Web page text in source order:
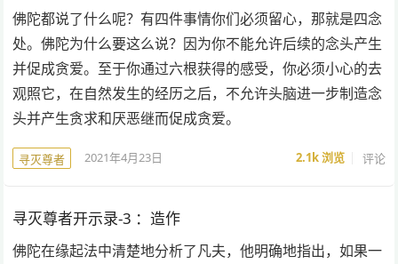
佛陀都说了什么呢？有四件事情你们必须留心，那就是四念
处。佛陀为什么要这么说？因为你不能允许后续的念头产生
并促成贪爱。至于你通过六根获得的感受，你必须小心的去
观照它，在自然发生的经历之后，不允许头脑进一步制造念
头并产生贪求和厌恶继而促成贪爱。
寻灭尊者 2021年4月23日 2.1k浏览 评论
寻灭尊者开示录-3 ：造作
佛陀在缘起法中清楚地分析了凡夫，他明确地指出，如果一